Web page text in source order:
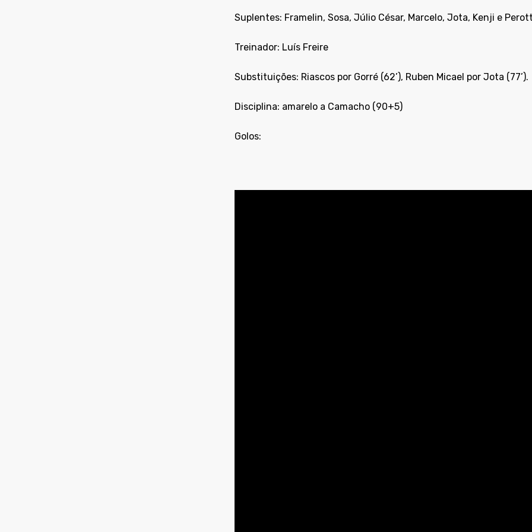
Suplentes: Framelin, Sosa, Júlio César, Marcelo, Jota, Kenji e
Treinador: Luís Freire
Substituições: Riascos por Gorré (62’), Ruben Micael por Jota (77’).
Disciplina: amarelo a Camacho (90+5)
Golos: